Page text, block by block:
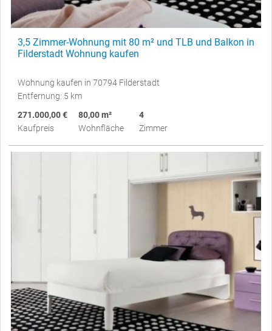
3,5 Zimmer-Wohnung mit 80 m² und TLB und Balkon in
Filderstadt Wohnung kaufen
Wohnung kaufen in 70794 Filderstadt
Entfernung: 5 km
271.000,00 €
Kaufpreis
80,00 m²
Wohnfläche
4
Zimmer